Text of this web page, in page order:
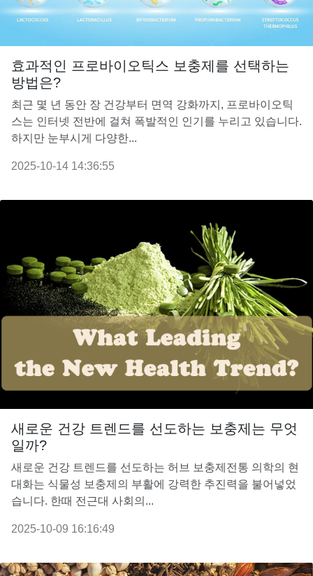
효과적인 프로바이오틱스 보충제를 선택하는
방법은?
최근 몇 년 동안 장 건강부터 면역 강화까지, 프로바이오틱
스는 인터넷 전반에 걸쳐 폭발적인 인기를 누리고 있습니다.
하지만 눈부시게 다양한...
2025-10-14 14:36:55
새로운 건강 트렌드를 선도하는 보충제는 무엇
일까?
새로운 건강 트렌드를 선도하는 허브 보충제전통 의학의 현
대화는 식물성 보충제의 부활에 강력한 추진력을 불어넣었
습니다. 한때 전근대 사회의...
2025-10-09 16:16:49